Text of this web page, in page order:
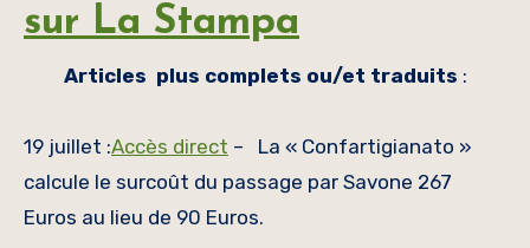
sur La Stampa
Articles plus complets ou/et traduits :
19 juillet :Accès direct – La « Confartigianato »
calcule le surcoût du passage par Savone 267
Euros au lieu de 90 Euros.